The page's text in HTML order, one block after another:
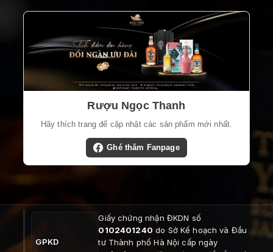
Rượu Ngọc Thanh
Hãy thích trang để cập nhật các sản phẩm mới nhất.
Ghé thăm Fanpage
GPKD
Giấy chứng nhận ĐKDN số
0102401240 do Sở Kế hoạch và Đầu
tư Thành phố Hà Nội cấp ngày